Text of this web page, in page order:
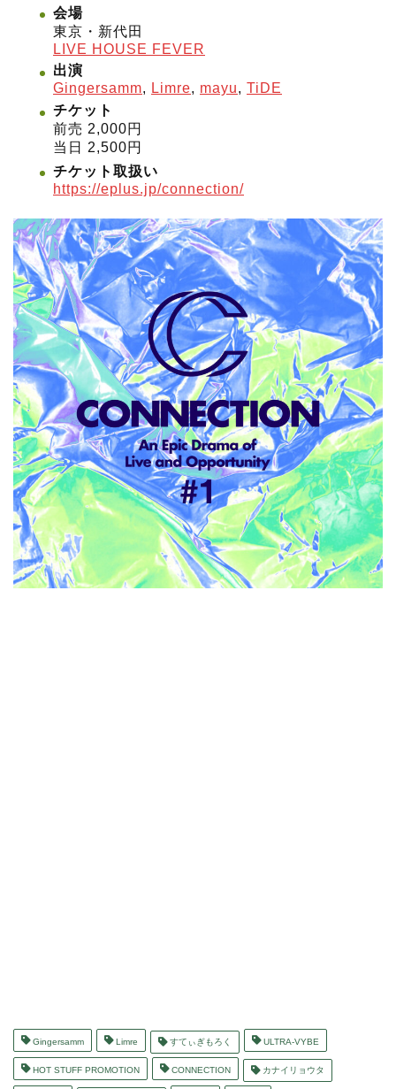
会場
東京・新代田
LIVE HOUSE FEVER
出演
Gingersamm, Limre, mayu, TiDE
チケット
前売 2,000円
当日 2,500円
チケット取扱い
https://eplus.jp/connection/
Gingersamm Limre すてぃぎもろく ULTRA-VYBE
HOT STUFF PROMOTION CONNECTION カナイリョウタ